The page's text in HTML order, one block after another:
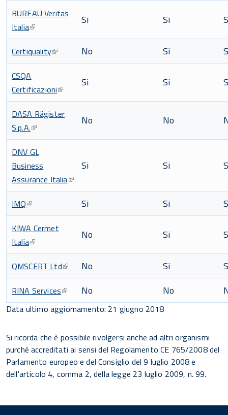
BUREAU Veritas
Italia
Si Si
Certiquality No Si
CSQA
Certificazioni
Si Si
DASA Rägister
S.p.A.
No No
DNV GL
Business
Assurance Italia
Si Si
IMQ Si Si
KIWA Cermet
Italia
No Si
QMSCERT Ltd No Si
RINA Services No No
Data ultimo aggiornamento: 21 giugno 2018
Si ricorda che è possibile rivolgersi anche ad altri organismi
purché accreditati ai sensi del Regolamento CE 765/2008 del
Parlamento europeo e del Consiglio del 9 luglio 2008 e
dell'articolo 4, comma 2, della legge 23 luglio 2009, n. 99.